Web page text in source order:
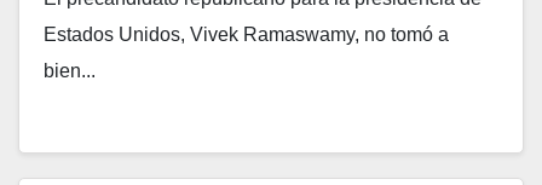
Estados Unidos, Vivek Ramaswamy, no tomó a
bien...